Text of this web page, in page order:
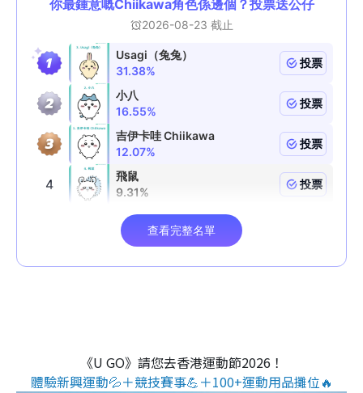
《U GO》請您去香港運動節2026！
體驗新興運動💦＋競技賽事💪＋100+運動用品攤位🔥